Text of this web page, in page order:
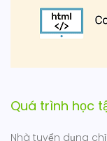
Quá trình học
Nhà tuyển dụng